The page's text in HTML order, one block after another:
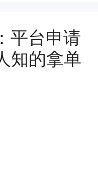
平台申请
知的拿单